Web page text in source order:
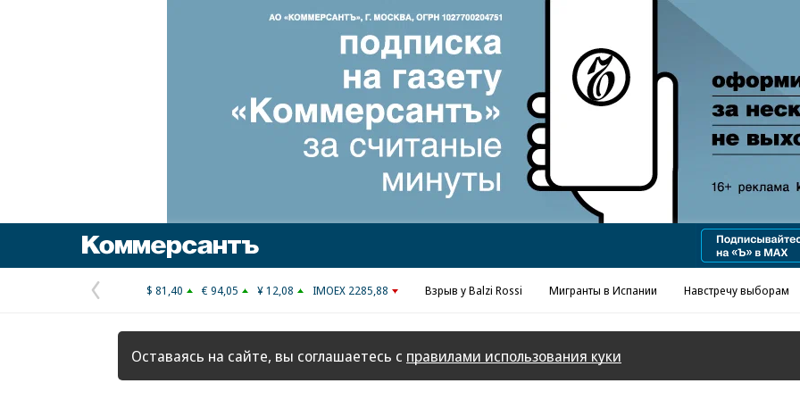
Предыдущая
страница
$ 81,40 € 94,05 ¥ 12,08 IMOEX 2285,88 Взрыв у Balzi Rossi Мигранты в Испании Навстречу выборам
Оставаясь на сайте, вы соглашаетесь с правилами использования куки